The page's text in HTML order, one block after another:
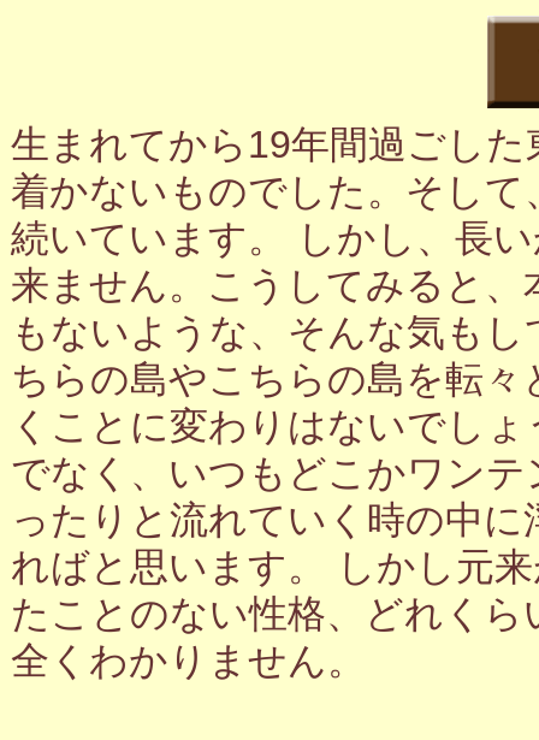
生まれてから19年間過ごし
着かないものでした。そし
続いています。 しかし、長
来ません。こうしてみると
もないような、そんな気も
ちらの島やこちらの島を転
くことに変わりはないでし
でなく、いつもどこかワン
ったりと流れていく時の中
ればと思います。 しかし元
たことのない性格、どれく
全くわかりません。